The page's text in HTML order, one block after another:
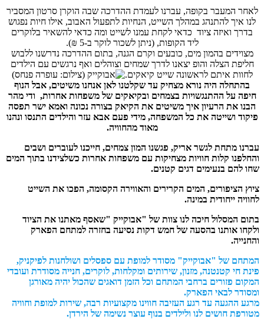
לאחר המעבר בקופה, עברנו לעמדת ההדרכה שבה הוקרן סרטון המסביר
לנו איך להתנהג במהלך השייט, הנחיות לתפעול האבוב, אילו חיות נפגוש
בדרך ואיזה ציוד כדאי לקחת עמנו לשייט ומה כדאי להשאיר בלוקרים
ליד הקופות, (ניתן לשכור לוקר ב-5 ₪).
מצוידים בהמון מים, כובעים וקרם הגנה, בתום ההדרכה נדרשנו ללבוש
חליפת הצלה והופ יצאנו לדרך שמחים וצוהלים ואף נרגשים עם הילדים
לחוות איתם לראשונה שייט קיאקים.
בהתחלה היה נורא מצחיק עד שקלטנו לאן אנחנו משיטים, אבל הנוף
חיפה על ההתנגשויות בצמחים ובקיאקים של משפחות אחרות, ודי מהר
הבנו את הרעיון איך משיטים את הקיאק בצורה נכונה ואמא ישר תפסה
פיקוד ושייטה את כל המשפחה, מידי פעם אבא עזר והילדים התנסו ונהנו
מאוד מהחוויה.
עברנו מתחת לגשר אריק, פגשנו המון צמחים, חייכנו לעוברים ושבים
והחלפנו קלות חוויות מצחיקות עם משפחות אחרות כשלצידנו בתוך המים
שחו להם בנעימים דגים קטנים.
ציוץ הציפורים, המים הקרירים והאווירה הקסומה, הפכו את השייט
לחוויה ייחודית במינה.
בתום המסלול חיכה לנו צוות של "אבוקייק "שאסף מאתנו את הציוד
ולקחו אותנו בהסעה של חמש דקות נסיעה בחזרה למתחם הפארק
והחנייה.
המתחם של "אבוקייק" מסודר למופת עם ספסלים ושולחנות לפיקניק,
פינת חי קטנטנה, מזנון, שירותים ומקלחות, לוקרים, חנייה מסודרת ועובדי
המקום פזורים ברחבי המתחם וכל הזמן דואגים שהכול יהיה מאורגן
ומסודר לבאי הפארק.
מרגע ההגעה עד רגע העזיבה חווינו מקצועיות רבה, שירות למופת וחוויה
מטורפת חושים לנו ולילדים בנוף עוצר נשימה של הירדן.